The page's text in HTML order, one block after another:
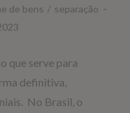
de bens / separação
que serve para
definitiva,
No Brasil, o